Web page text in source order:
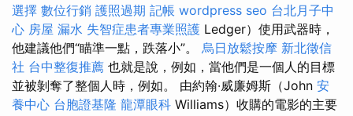
選擇 數位行銷 護照過期 記帳 wordpress seo 台北月子中
心 房屋 漏水 失智症患者專業照護 Ledger）使用武器時，
他建議他們“瞄準一點，跌落小”。 烏日放鬆按摩 新北徵信
社 台中整復推薦 也就是說，例如，當他們是一個人的目標
並被剝奪了整個人時，例如。 由約翰·威廉姆斯（John 安
養中心 台胞證基隆 龍潭眼科 Williams）收購的電影的主要